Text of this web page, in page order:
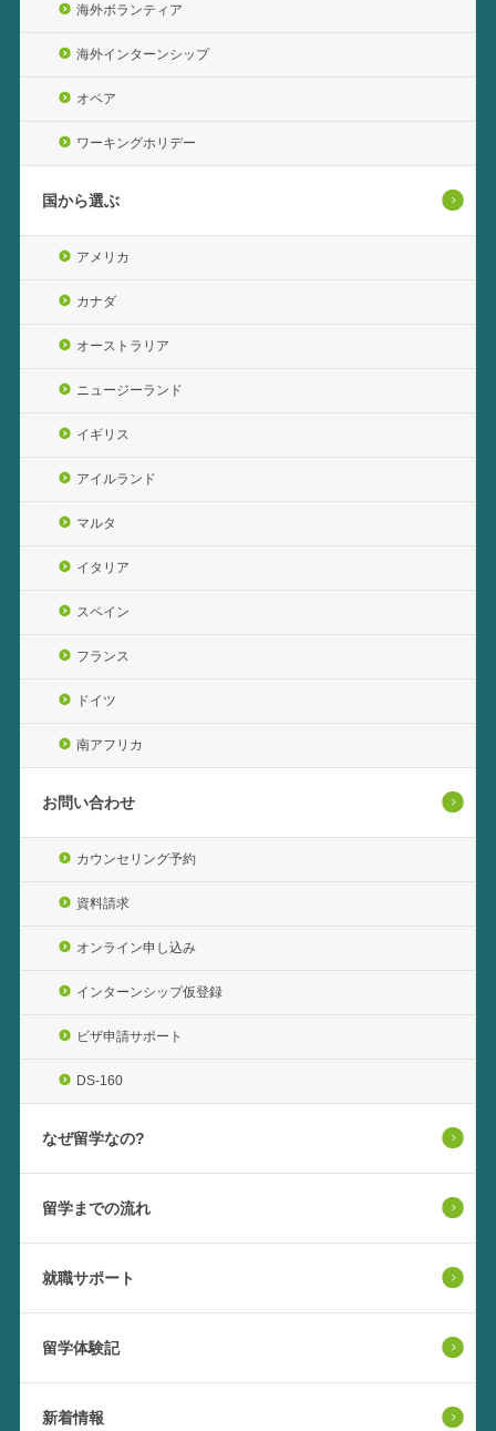
海外ボランティア
海外インターンシップ
オペア
ワーキングホリデー
国から選ぶ
アメリカ
カナダ
オーストラリア
ニュージーランド
イギリス
アイルランド
マルタ
イタリア
スペイン
フランス
ドイツ
南アフリカ
お問い合わせ
カウンセリング予約
資料請求
オンライン申し込み
インターンシップ仮登録
ビザ申請サポート
DS-160
なぜ留学なの?
留学までの流れ
就職サポート
留学体験記
新着情報